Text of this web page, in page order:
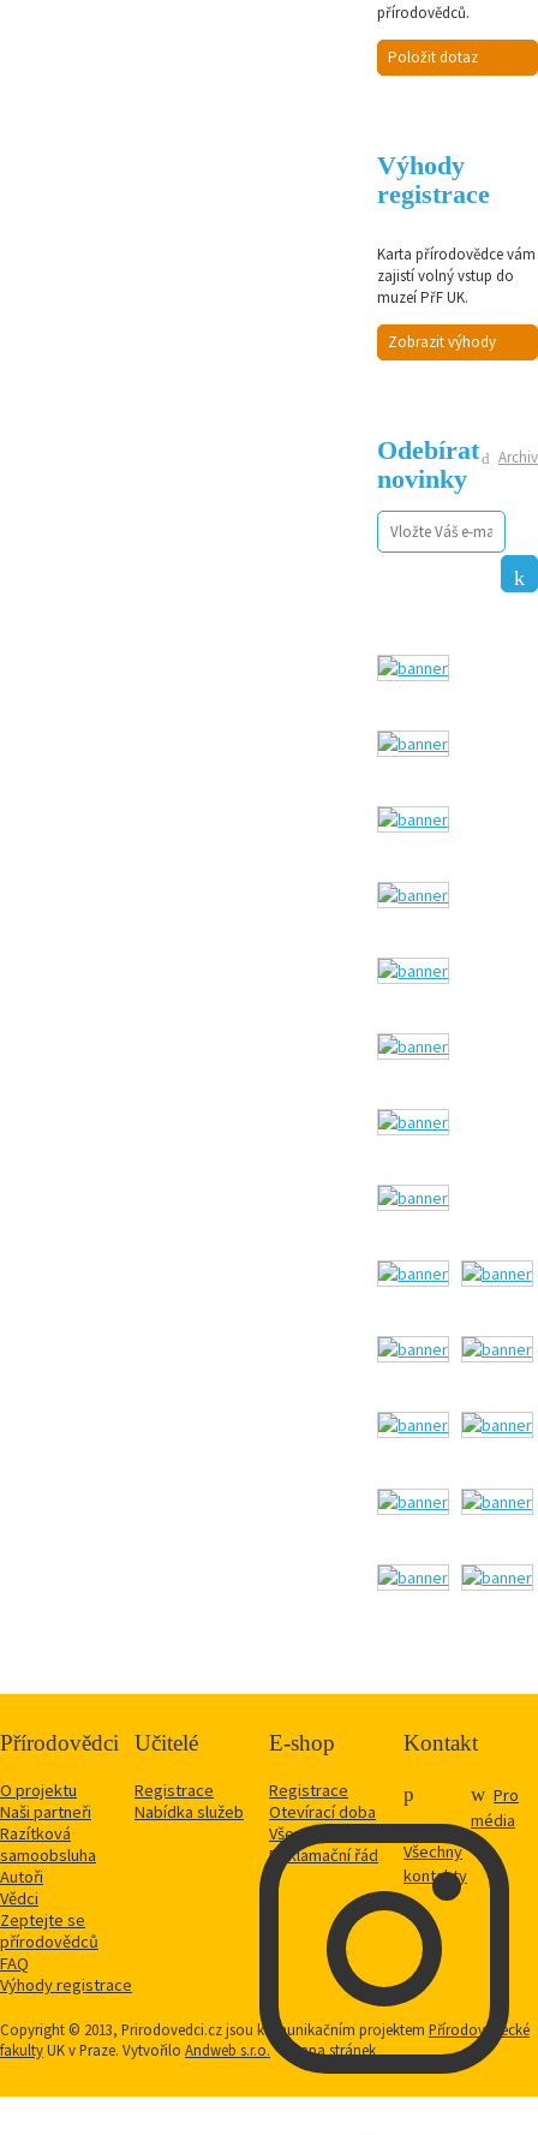
přírodovědců.
Položit dotaz
Výhody
registrace
Karta přírodovědce vám
zajistí volný vstup do
muzeí PřF UK.
Zobrazit výhody
Archiv
Odebírat
novinky
Přírodovědci
O projektu
Naši partneři
Razítková
samoobsluha
Autoři
Vědci
Zeptejte se
přírodovědců
FAQ
Výhody registrace
Učitelé
Registrace
Nabídka služeb
E-shop
Registrace
Otevírací doba
Vše o nákupu
Reklamační řád
Kontakt
Všechny
kontakty
Pro
média
Copyright © 2013, Prirodovedci.cz jsou komunikačním projektem Přírodovědecké
fakultyUK v Praze. Vytvořilo Andweb s.r.o. Mapa stránek